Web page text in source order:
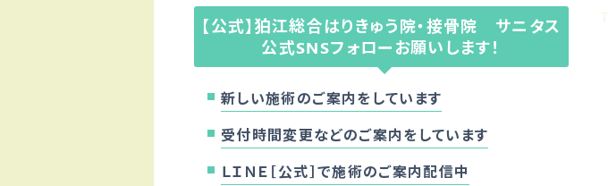
【公式】狛江総合はりきゅう院・接骨院 サニタス
公式SNSフォローお願いします！
新しい施術のご案内をしています
受付時間変更などのご案内をしています
ＬＩＮＥ［公式］で施術のご案内配信中